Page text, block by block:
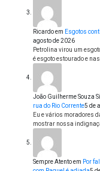
Ricardoem Esgotos
agosto de 2026
Petrolina virou um
é esgoto estourado e
João Guilherme Souza
rua do Rio Corrente5 de
Eu e vários moradores
mostrar nossa
Sempre Atentoem Por